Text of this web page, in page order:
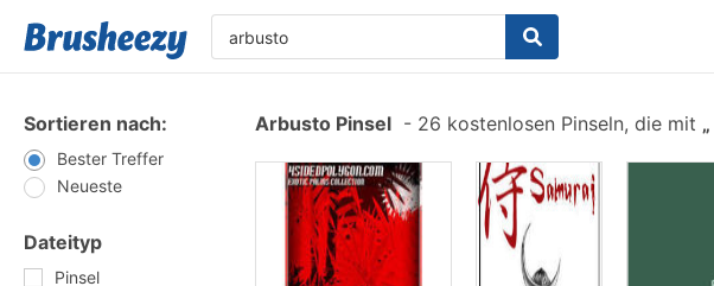
Sortieren nach:
Bester Treffer
Neueste
Dateityp
Pinsel
Arbusto Pinsel - 26 kostenlosen Pinseln, die mit